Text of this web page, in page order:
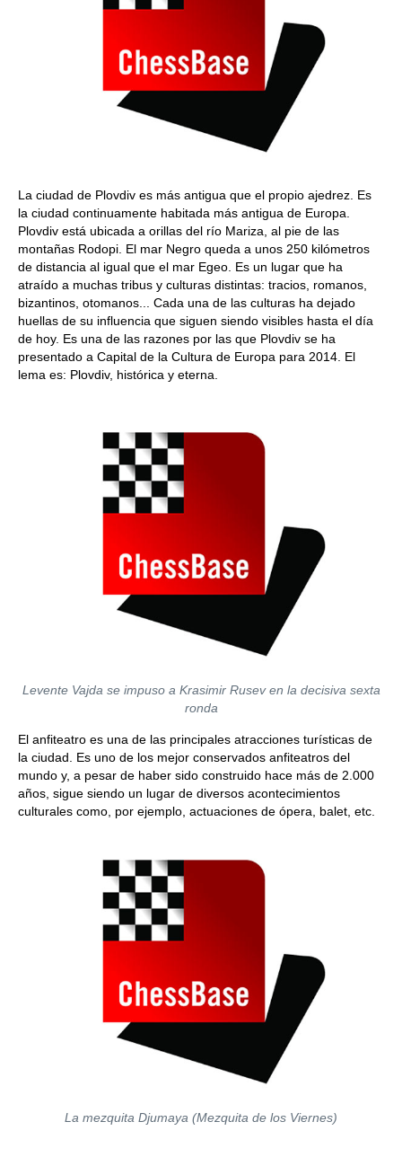
La ciudad de Plovdiv es más antigua que el propio ajedrez. Es
la ciudad continuamente habitada más antigua de Europa.
Plovdiv está ubicada a orillas del río Mariza, al pie de las
montañas Rodopi. El mar Negro queda a unos 250 kilómetros
de distancia al igual que el mar Egeo. Es un lugar que ha
atraído a muchas tribus y culturas distintas: tracios, romanos,
bizantinos, otomanos... Cada una de las culturas ha dejado
huellas de su influencia que siguen siendo visibles hasta el día
de hoy. Es una de las razones por las que Plovdiv se ha
presentado a Capital de la Cultura de Europa para 2014. El
lema es: Plovdiv, histórica y eterna.
Levente Vajda se impuso a Krasimir Rusev en la decisiva sexta
ronda
El anfiteatro es una de las principales atracciones turísticas de
la ciudad. Es uno de los mejor conservados anfiteatros del
mundo y, a pesar de haber sido construido hace más de 2.000
años, sigue siendo un lugar de diversos acontecimientos
culturales como, por ejemplo, actuaciones de ópera, balet, etc.
La mezquita Djumaya (Mezquita de los Viernes)